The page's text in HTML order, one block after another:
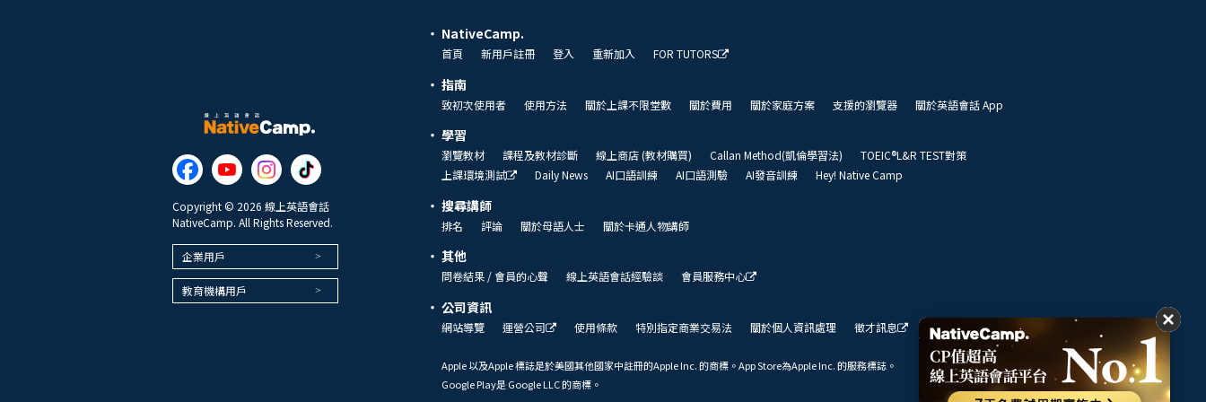
Copyright © 2026 線上英語會話
NativeCamp. All Rights Reserved.
企業用戶
教育機構用戶
NativeCamp.
首頁 新用戶註冊 登入 重新加入 FOR TUTORS
指南
致初次使用者 使用方法 關於上課不限堂數 關於費用 關於家庭方案 支援的瀏覽器 關於英語會話 App
學習
瀏覽教材 課程及教材診斷 線上商店 (教材購買) Callan Method(凱倫學習法)
TOEIC®L&R TEST對策
上課環境測試
Daily News AI口語訓練 AI口語測驗 AI發音訓練 Hey! Native Camp
搜尋講師
排名 評論 關於母語人士 關於卡通人物講師
其他
問卷結果 / 會員的心聲 線上英語會話經驗談 會員服務中心
公司資訊
網站導覽 運營公司 使用條款 特別指定商業交易法 關於個人資訊處理 徵才訊息 我們的展望
Apple 以及Apple 標誌是於美國其他國家中註冊的Apple Inc. 的商標。App Store為Apple Inc. 的服務標誌。
Google Play是 Google LLC 的商標。